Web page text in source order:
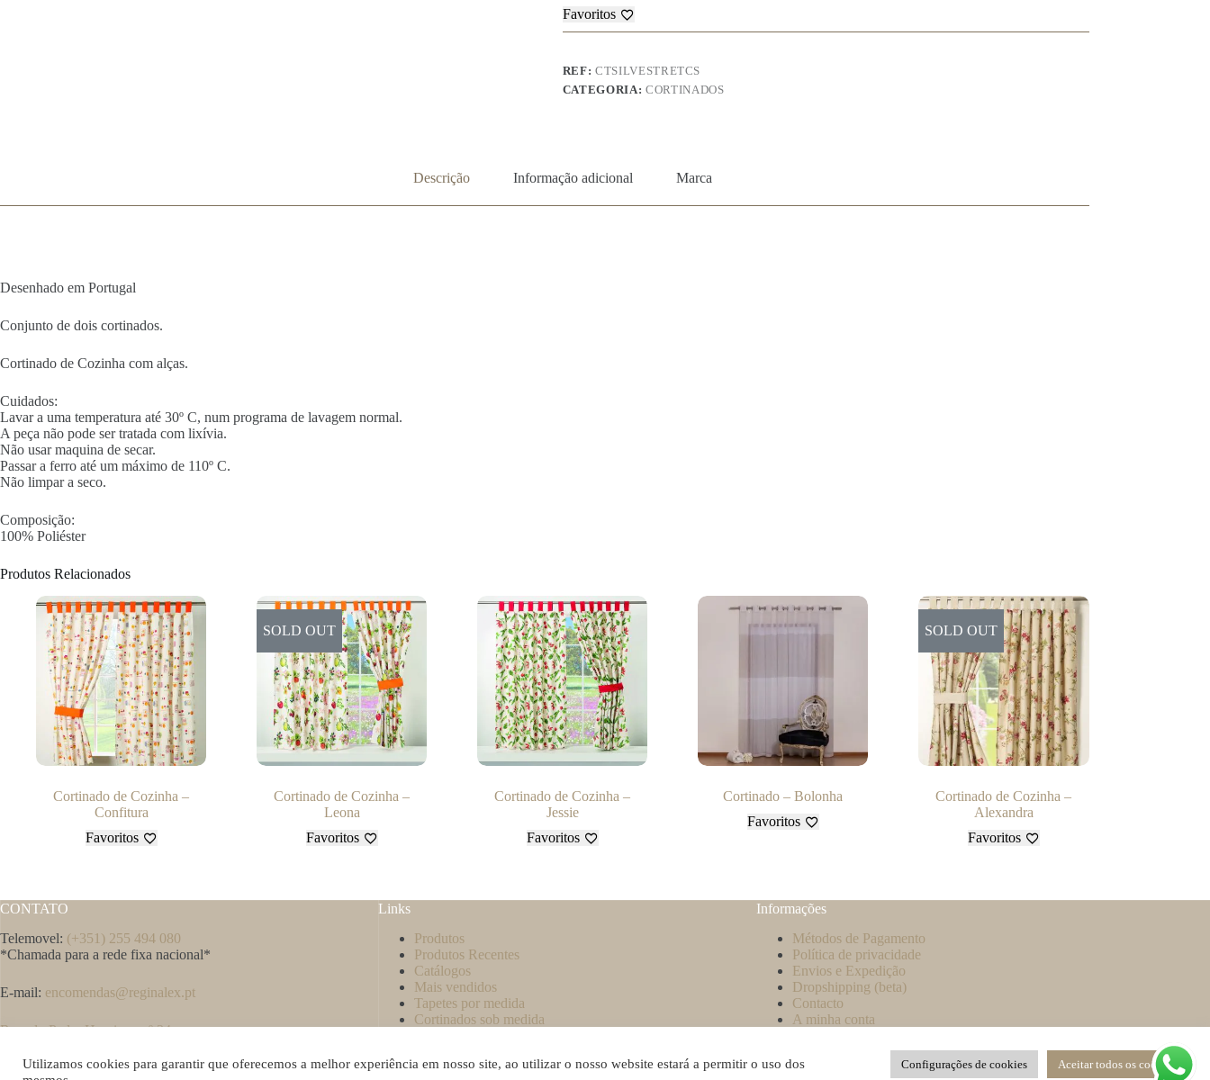
-
Silvestre
Favoritos
REF:CTSILVESTRETCS
CATEGORIA: CORTINADOS
Descrição Informação adicional Marca
Desenhado em Portugal
Conjunto de dois cortinados.
Cortinado de Cozinha com alças.
Cuidados:
Lavar a uma temperatura até 30º C, num programa de lavagem normal.
A peça não pode ser tratada com lixívia.
Não usar maquina de secar.
Passar a ferro até um máximo de 110º C.
Não limpar a seco.
Composição:
100% Poliéster
Produtos Relacionados
Cortinado de Cozinha –
Confitura
Favoritos
SOLD OUT
Cortinado de Cozinha –
Leona
Favoritos
Cortinado de Cozinha –
Jessie
Favoritos
Cortinado – Bolonha
Favoritos
SOLD OUT
Cortinado de Cozinha –
Alexandra
Favoritos
CONTATO
Telemovel: (+351) 255 494 080
*Chamada para a rede fixa nacional*
E-mail: encomendas@reginalex.pt
Rua. do Padre Henrique nº 34
Porto – Portugal
Links
Produtos
Produtos Recentes
Catálogos
Mais vendidos
Tapetes por medida
Cortinados sob medida
Informações
Métodos de Pagamento
Política de privacidade
Envios e Expedição
Dropshipping (beta)
Contacto
A minha conta
Livro de Reclamações
Utilizamos cookies para garantir que oferecemos a melhor experiência em nosso site, ao utilizar o nosso website estará a permitir o uso dos
Configurações de cookies Aceitar todos os cookies